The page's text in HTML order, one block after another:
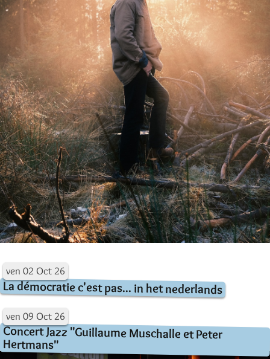
ven 02 Oct 26
La démocratie c'est pas... in het nederlands
ven 09 Oct 26
Concert Jazz "Guillaume Muschalle et Peter
Hertmans"